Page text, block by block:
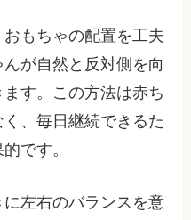
もちゃの配置を工夫
が自然と反対側を向
す。この方法は赤ち
、毎日継続できるた
です。
左右のバランスを意